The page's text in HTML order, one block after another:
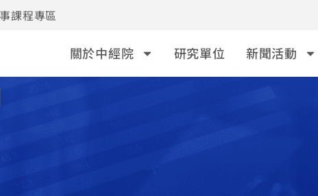
課程專區
關於中經院 研究單位 新聞活動